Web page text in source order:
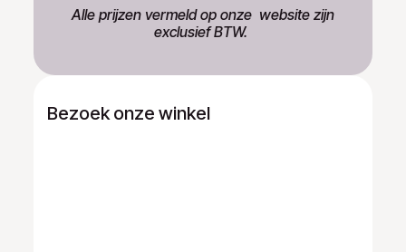
​Alle prijzen vermeld op onze ​website zijn
exclusief BTW.
Bezoek onze winkel